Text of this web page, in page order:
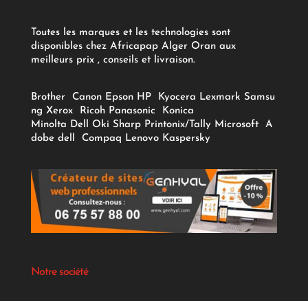
Toutes les marques et les technologies sont
disponibles chez Africapap Alger Oran aux
meilleurs prix , conseils et livraison.
Brother Canon Epson HP Kyocera Lexmark Samsu
ng Xerox Ricoh Panasonic
Konica
Minolta Dell Oki Sharp Printonix/Tally Microsoft
A
dobe dell Compaq Lenovo Kaspersky
Notre société